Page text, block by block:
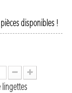
disponibles !
lingettes